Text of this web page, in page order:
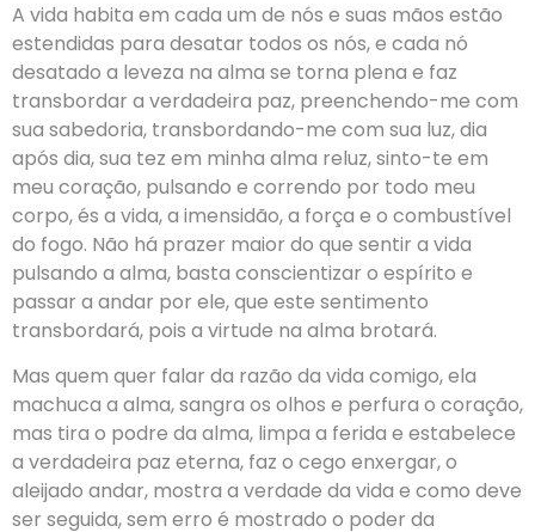
A vida habita em cada um de nós e suas mãos estão
estendidas para desatar todos os nós, e cada nó
desatado a leveza na alma se torna plena e faz
transbordar a verdadeira paz, preenchendo-me com
sua sabedoria, transbordando-me com sua luz, dia
após dia, sua tez em minha alma reluz, sinto-te em
meu coração, pulsando e correndo por todo meu
corpo, és a vida, a imensidão, a força e o combustível
do fogo. Não há prazer maior do que sentir a vida
pulsando a alma, basta conscientizar o espírito e
passar a andar por ele, que este sentimento
transbordará, pois a virtude na alma brotará.
Mas quem quer falar da razão da vida comigo, ela
machuca a alma, sangra os olhos e perfura o coração,
mas tira o podre da alma, limpa a ferida e estabelece
a verdadeira paz eterna, faz o cego enxergar, o
aleijado andar, mostra a verdade da vida e como deve
ser seguida, sem erro é mostrado o poder da